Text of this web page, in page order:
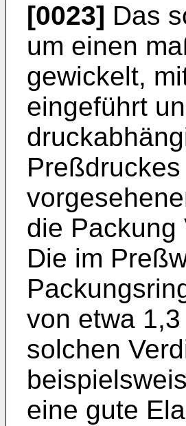
[0023] Das
um einen
gewickelt,
eingeführt
die Packung
Die im
von etwa
solchen
eine gute